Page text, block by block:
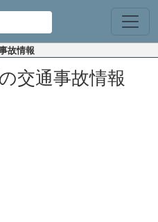
故情報
交通事故情報